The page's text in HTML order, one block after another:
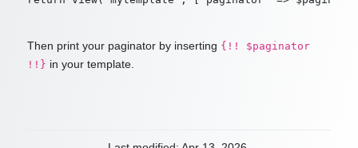
Then print your paginator by inserting {!! $paginator
!!} in your template.